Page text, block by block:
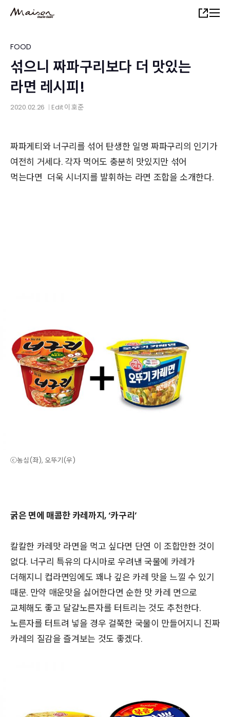
content
Share
FOOD
섞으니 짜파구리보다 더 맛있는
라면 레시피!
2020.02.26 Edit이 호준
짜파게티와 너구리를 섞어 탄생한 일명 짜파구리의 인기가
여전히 거세다. 각자 먹어도 충분히 맛있지만 섞어
먹는다면 더욱 시너지를 발휘하는 라면 조합을 소개한다.
ⓒ농심(좌), 오뚜기(우)
굵은 면에 매콤한 카레까지, ‘카구리’
칼칼한 카레맛 라면을 먹고 싶다면 단연 이 조합만한 것이
없다. 너구리 특유의 다시마로 우려낸 국물에 카레가
더해지니 컵라면임에도 꽤나 깊은 카레 맛을 느낄 수 있기
때문. 만약 매운맛을 싫어한다면 순한 맛 카레 면으로
교체해도 좋고 달걀노른자를 터트리는 것도 추천한다.
노른자를 터트려 넣을 경우 걸쭉한 국물이 만들어지니 진짜
카레의 질감을 즐겨보는 것도 좋겠다.